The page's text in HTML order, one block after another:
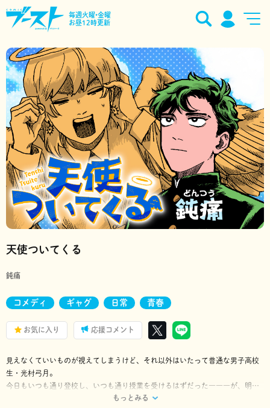
毎週火曜•金曜
お昼12時更新
天使ついてくる
鈍痛
コメディ ギャグ 日常 青春
お気に入り 応援コメント
見えなくていいものが視えてしまうけど、それ以外はいたって普通な男子高校
生・光村弓月。
今日もいつも通り登校し、いつも通り授業を受けるはずだった―――が、明ら
かに異質な変な人(？)に絡まれて――!?
もっとみる